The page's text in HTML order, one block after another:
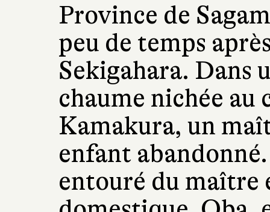
Province de
peu de temps
Sekigahara. Dans
chaume nichée au
Kamakura, un
enfant
entouré du maître